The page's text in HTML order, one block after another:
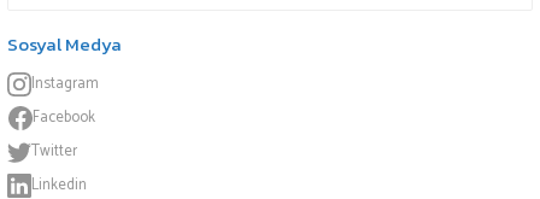
Sosyal Medya
Instagram
Facebook
Twitter
Linkedin